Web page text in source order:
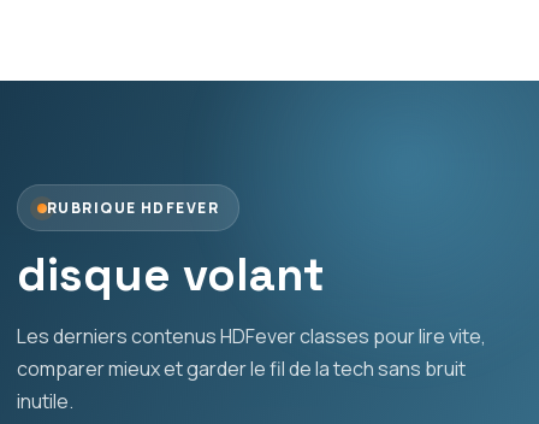
RUBRIQUE HDFEVER
disque volant
Les derniers contenus HDFever classes pour lire vite,
comparer mieux et garder le fil de la tech sans bruit
inutile.